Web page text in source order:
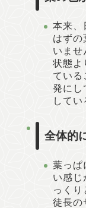
本来、
はずの
いませ
状態よ
ている
発にし
してい
全体的
葉っぱ
い感じ
っくり
徒長の